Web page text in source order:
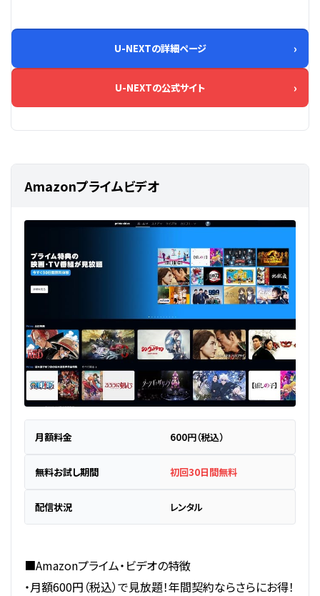
U-NEXTの詳細ページ
U-NEXTの公式サイト
Amazonプライムビデオ
月額料金 600円（税込）
無料お試し期間 初回30日間無料
配信状況 レンタル
■Amazonプライム・ビデオの特徴
・月額600円（税込）で見放題！年間契約ならさらにお得！